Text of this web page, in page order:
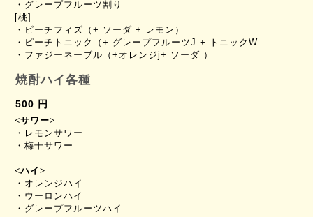
・グレープフルーツ割り
[桃]
・ピーチフィズ（+ ソーダ + レモン）
・ピーチトニック（+ グレープフルーツJ + トニックW
・ファジーネーブル（+オレンジj+ ソーダ ）
焼酎ハイ各種
500 円
<サワー>
・レモンサワー
・梅干サワー
<ハイ>
・オレンジハイ
・ ウーロンハイ
・グレープフルーツハイ